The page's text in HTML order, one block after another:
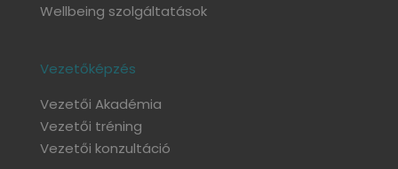
Wellbeing szolgáltatások
Vezetőképzés
Vezetői Akadémia
Vezetői tréning
Vezetői konzultáció